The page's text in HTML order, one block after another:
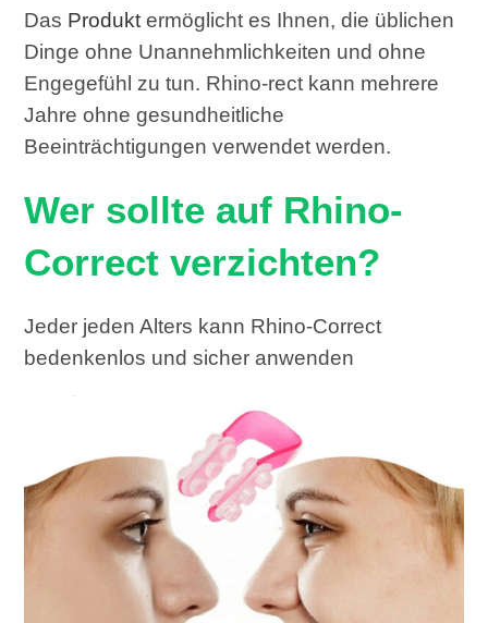
Das Produkt ermöglicht es Ihnen, die üblichen
Dinge ohne Unannehmlichkeiten und ohne
Engegefühl zu tun. Rhino-rect kann mehrere
Jahre ohne gesundheitliche
Beeinträchtigungen verwendet werden.
Wer sollte auf Rhino-
Correct verzichten?
Jeder jeden Alters kann Rhino-Correct
bedenkenlos und sicher anwenden